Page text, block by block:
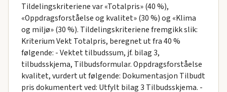
Tildelingskriteriene var «Totalpris» (40 %),
«Oppdragsforståelse og kvalitet» (30 %) og «Klima
og miljø» (30 %). Tildelingskriteriene fremgikk slik:
Kriterium Vekt Totalpris, beregnet ut fra 40 %
følgende: - Vektet tilbudssum, jf. bilag 3,
tilbudsskjema, Tilbudsformular. Oppdragsforståelse
kvalitet, vurdert ut følgende: Dokumentasjon Tilbudt
pris dokumentert ved: Utfylt bilag 3 Tilbudsskjema. -